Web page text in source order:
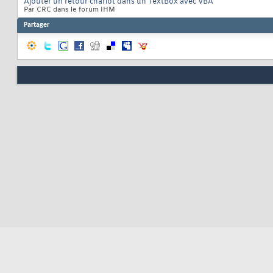
Ajouter un retour chariot dans un TextBox avec VBA
Par CRC dans le forum IHM
Partager